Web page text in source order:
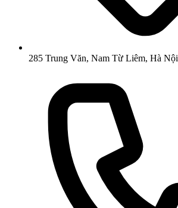
285 Trung Văn, Nam Từ Liêm, Hà Nội